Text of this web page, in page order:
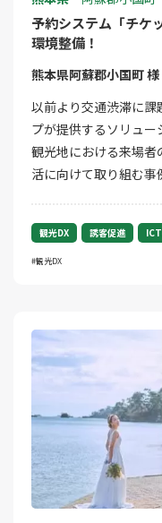
予約システム「チケ
環境整備！
熊本県阿蘇郡小国町 様
以前より交通渋滞に
プが提供するソリュー
観光地における来場
活に向けて取り組む事
観光DX 誘客促進
観光DX